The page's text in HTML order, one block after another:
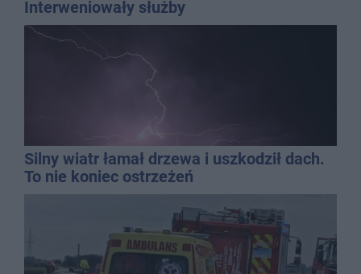
Interweniowały służby
Silny wiatr łamał drzewa i uszkodził dach.
To nie koniec ostrzeżeń